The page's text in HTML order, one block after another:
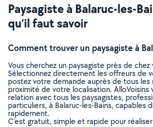
Paysagiste à Balaruc-les-
qu’il faut savoir
Comment trouver un paysagiste à
Vous cherchez un paysagiste près de chez
Sélectionnez directement les offreurs de
postez votre demande auprès de tous les
proximité de votre localisation. AlloVoisins
relation avec tous les paysagistes,
particuliers, à Balaruc-les-Bains, capables
rapidement.
C’est gratuit, simple et rapide pour